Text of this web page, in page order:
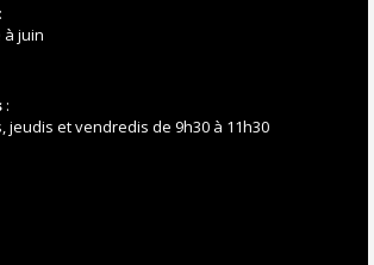
:
à juin
:
jeudis et vendredis de 9h30 à 11h30